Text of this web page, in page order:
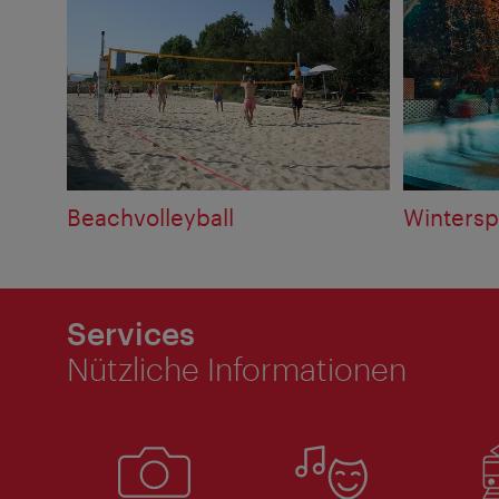
Beachvolleyball
Services
Nützliche Informationen